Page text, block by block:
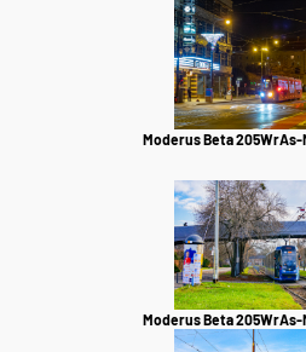
Moderus Beta 205WrAs-
Moderus Beta 205WrAs-